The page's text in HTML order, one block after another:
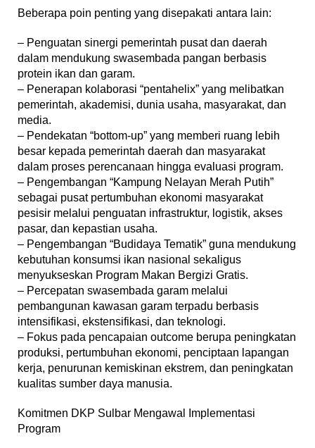
Beberapa poin penting yang disepakati antara lain:
– Penguatan sinergi pemerintah pusat dan daerah
dalam mendukung swasembada pangan berbasis
protein ikan dan garam.
– Penerapan kolaborasi “pentahelix” yang melibatkan
pemerintah, akademisi, dunia usaha, masyarakat, dan
media.
– Pendekatan “bottom-up” yang memberi ruang lebih
besar kepada pemerintah daerah dan masyarakat
dalam proses perencanaan hingga evaluasi program.
– Pengembangan “Kampung Nelayan Merah Putih”
sebagai pusat pertumbuhan ekonomi masyarakat
pesisir melalui penguatan infrastruktur, logistik, akses
pasar, dan kepastian usaha.
– Pengembangan “Budidaya Tematik” guna mendukung
kebutuhan konsumsi ikan nasional sekaligus
menyukseskan Program Makan Bergizi Gratis.
– Percepatan swasembada garam melalui
pembangunan kawasan garam terpadu berbasis
intensifikasi, ekstensifikasi, dan teknologi.
– Fokus pada pencapaian outcome berupa peningkatan
produksi, pertumbuhan ekonomi, penciptaan lapangan
kerja, penurunan kemiskinan ekstrem, dan peningkatan
kualitas sumber daya manusia.
Komitmen DKP Sulbar Mengawal Implementasi
Program